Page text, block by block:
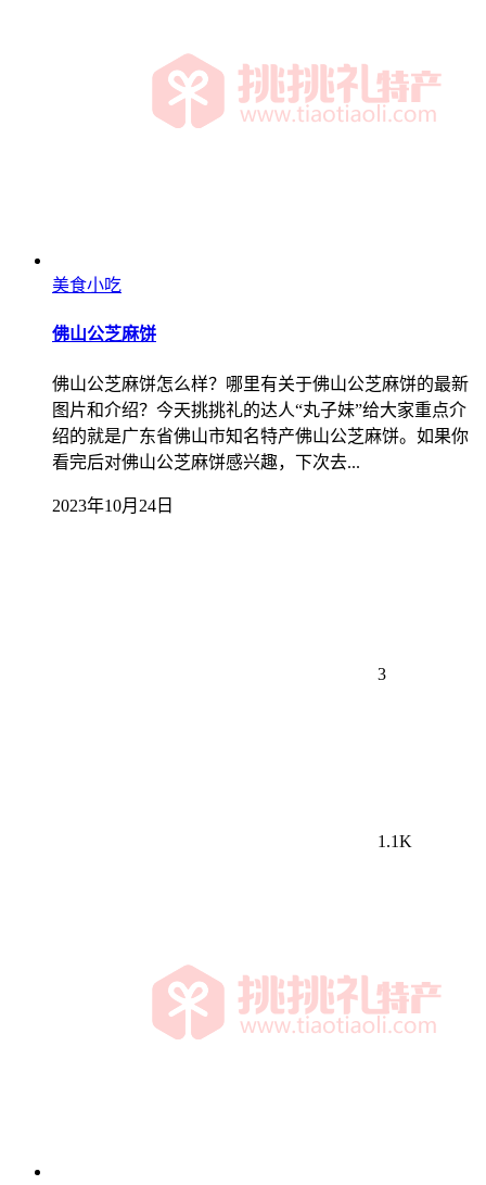
美食小吃
佛山公芝麻饼
佛山公芝麻饼怎么样？哪里有关于佛山公芝麻饼的最新
图片和介绍？今天挑挑礼的达人“丸子妹”给大家重点介
绍的就是广东省佛山市知名特产佛山公芝麻饼。如果你
看完后对佛山公芝麻饼感兴趣，下次去...
2023年10月24日
3
1.1K